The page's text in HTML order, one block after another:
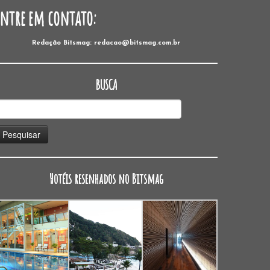
em contato:
Redação Bitsmag: redacao@bitsmag.com.br
BUSCA
Hotéis resenhados no Bitsmag